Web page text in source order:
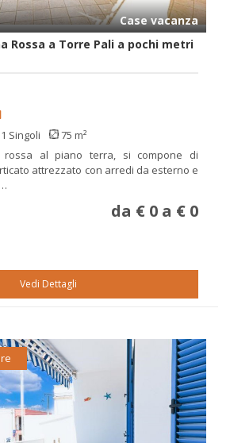
Case vacanza
Rossa a Torre Pali a pochi metri
1 Singoli
75 m²
rossa al piano terra, si compone di
attrezzato con arredi da esterno e
da € 0 a € 0
Vedi Dettagli